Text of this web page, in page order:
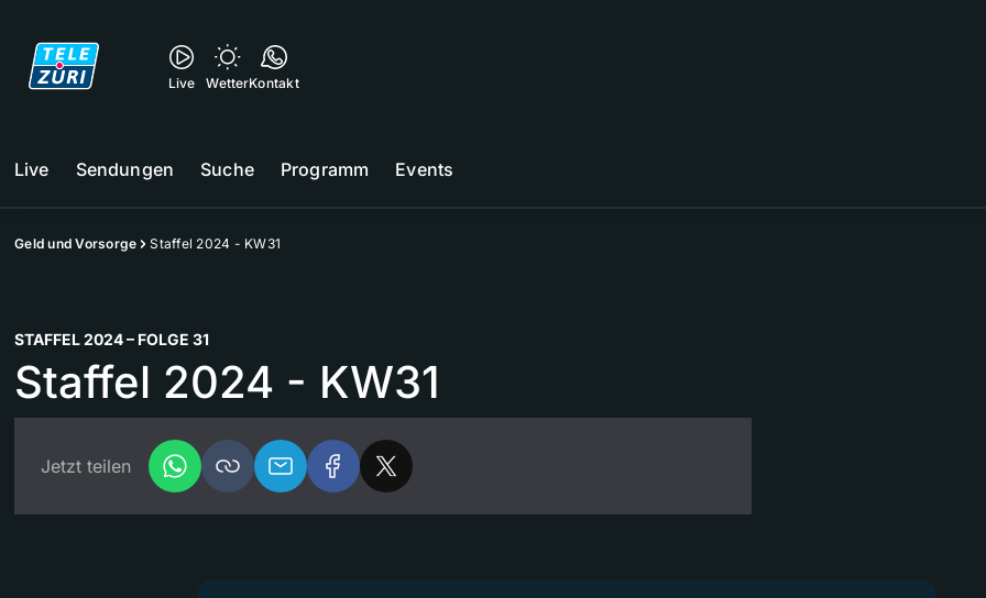
Live WetterKontakt
Live Sendungen Suche Programm Events
Geld und Vorsorge Staffel 2024 - KW31
STAFFEL 2024 – FOLGE 31
Staffel 2024 - KW31
Jetzt teilen